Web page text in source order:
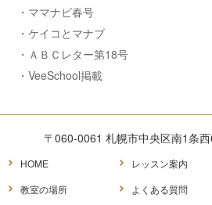
・ママナビ春号
・ケイコとマナブ
・ＡＢＣレター第18号
・VeeSchool掲載
〒060-0061 札幌市中央区南1条
HOME レッスン案内
教室の場所
よくある質問